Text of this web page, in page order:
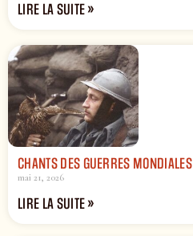
LIRE LA SUITE »
CHANTS DES GUERRES MONDIALES
mai 21, 2026
LIRE LA SUITE »